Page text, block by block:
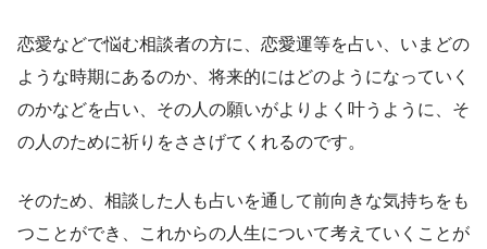
恋愛などで悩む相談者の方に、恋愛運等を占い、いまどの
ような時期にあるのか、将来的にはどのようになっていく
のかなどを占い、その人の願いがよりよく叶うように、そ
の人のために祈りをささげてくれるのです。
そのため、相談した人も占いを通して前向きな気持ちをも
つことができ、これからの人生について考えていくことが